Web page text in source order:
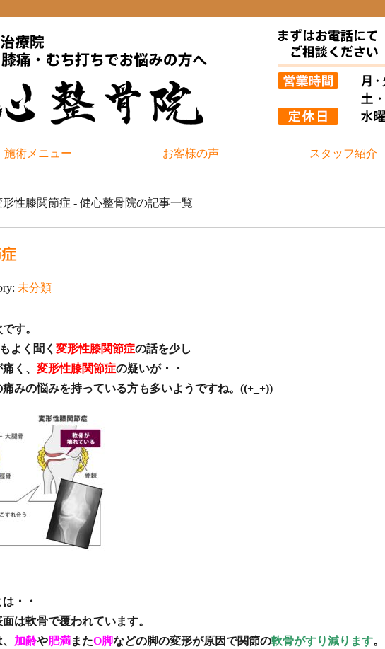
施術メニュー お客様の声 スタッフ紹介
形性膝関節症 - 健心整骨院の記事一覧
未分類
す。
よく聞く 変形性膝関節症の話を少し
く、 変形性膝関節症の疑いが・・
みの悩みを持っている方も多いようですね。((+_+))
は・・
は軟骨で覆われています。
加齢や肥満またO脚などの脚の変形が原因で関節の軟骨がすり減ります。